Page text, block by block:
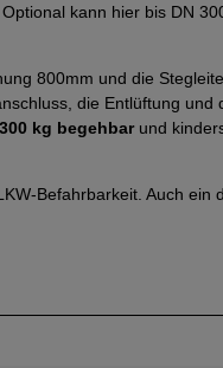
. Optional kann hier bis DN
800mm und die
die Entlüftung und
kg begehbarund
Befahrbarkeit. Auch ein